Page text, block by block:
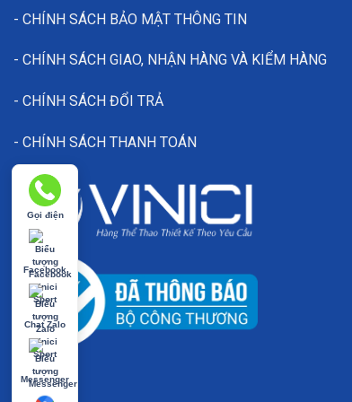
- CHÍNH SÁCH BẢO MẬT THÔNG TIN
- CHÍNH SÁCH GIAO, NHẬN HÀNG VÀ KIỂM HÀNG
- CHÍNH SÁCH ĐỔI TRẢ
- CHÍNH SÁCH THANH TOÁN
Gọi điện
Facebook
Chat Zalo
Messenger